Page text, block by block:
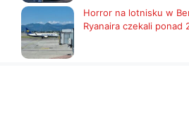
Horror na lotnisku w
Ryanaira czekali ponad